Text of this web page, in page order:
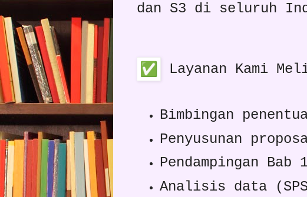
dan S3 di seluruh
Layanan Kami
Bimbingan
Penyusunan
Pendampingan
Analisis data